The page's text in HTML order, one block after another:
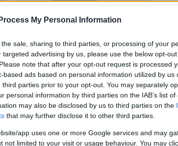
My Personal Information
sale, sharing to third parties, or processing of your
advertising by us, please use the below opt-
note that after your opt-out request is processed
based ads based on personal information utilized by us
third parties prior to your opt-out. You may separately
personal information by third parties on the IAB’s list of
may also be disclosed by us to third parties on the
that may further disclose it to other third parties.
app uses one or more Google services and may
not limited to your visit or usage behaviour. You may
ή είδε κάτι.
των γνωστών του στο fb
κανένα ίχνος από τον